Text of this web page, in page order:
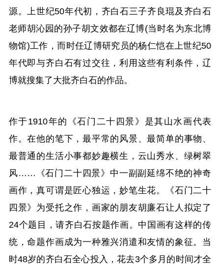
源。上世纪50年代初，齐白石三子齐良琨及齐白石
老师胡沁园的孙子胡文效都在辽博(当时名为东北博
物馆)工作，而时任辽博研究员的杨仁恺在上世纪50
年代即与齐白石有过交往，利用这些有利条件，辽
博就搜集了大批齐白石的作品。
作于1910年的《石门二十四景》是其山水画代表
作。在他的笔下，最平常的风景、最简单的事物、
最普通的生活小事都妙趣横生，云山秀水、绿树翠
风……《石门二十四景》中一副副延绵不绝的神奇
画作，真可谓是匠心独运，妙笔生花。《石门二十
四景》为受托之作，画家的朋友胡廉石让人拟定了
24个题目，请齐白石按题作画。中国画有这样的传
统，命题作画成为一种雅兴消遣和友情的象征。当
时48岁的齐白石全心投入，花去3个多月的时间才全